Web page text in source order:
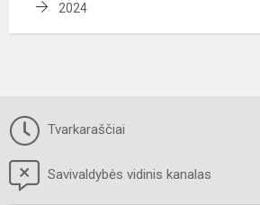
2024
Tvarkaraščiai
Savivaldybės vidinis kanalas